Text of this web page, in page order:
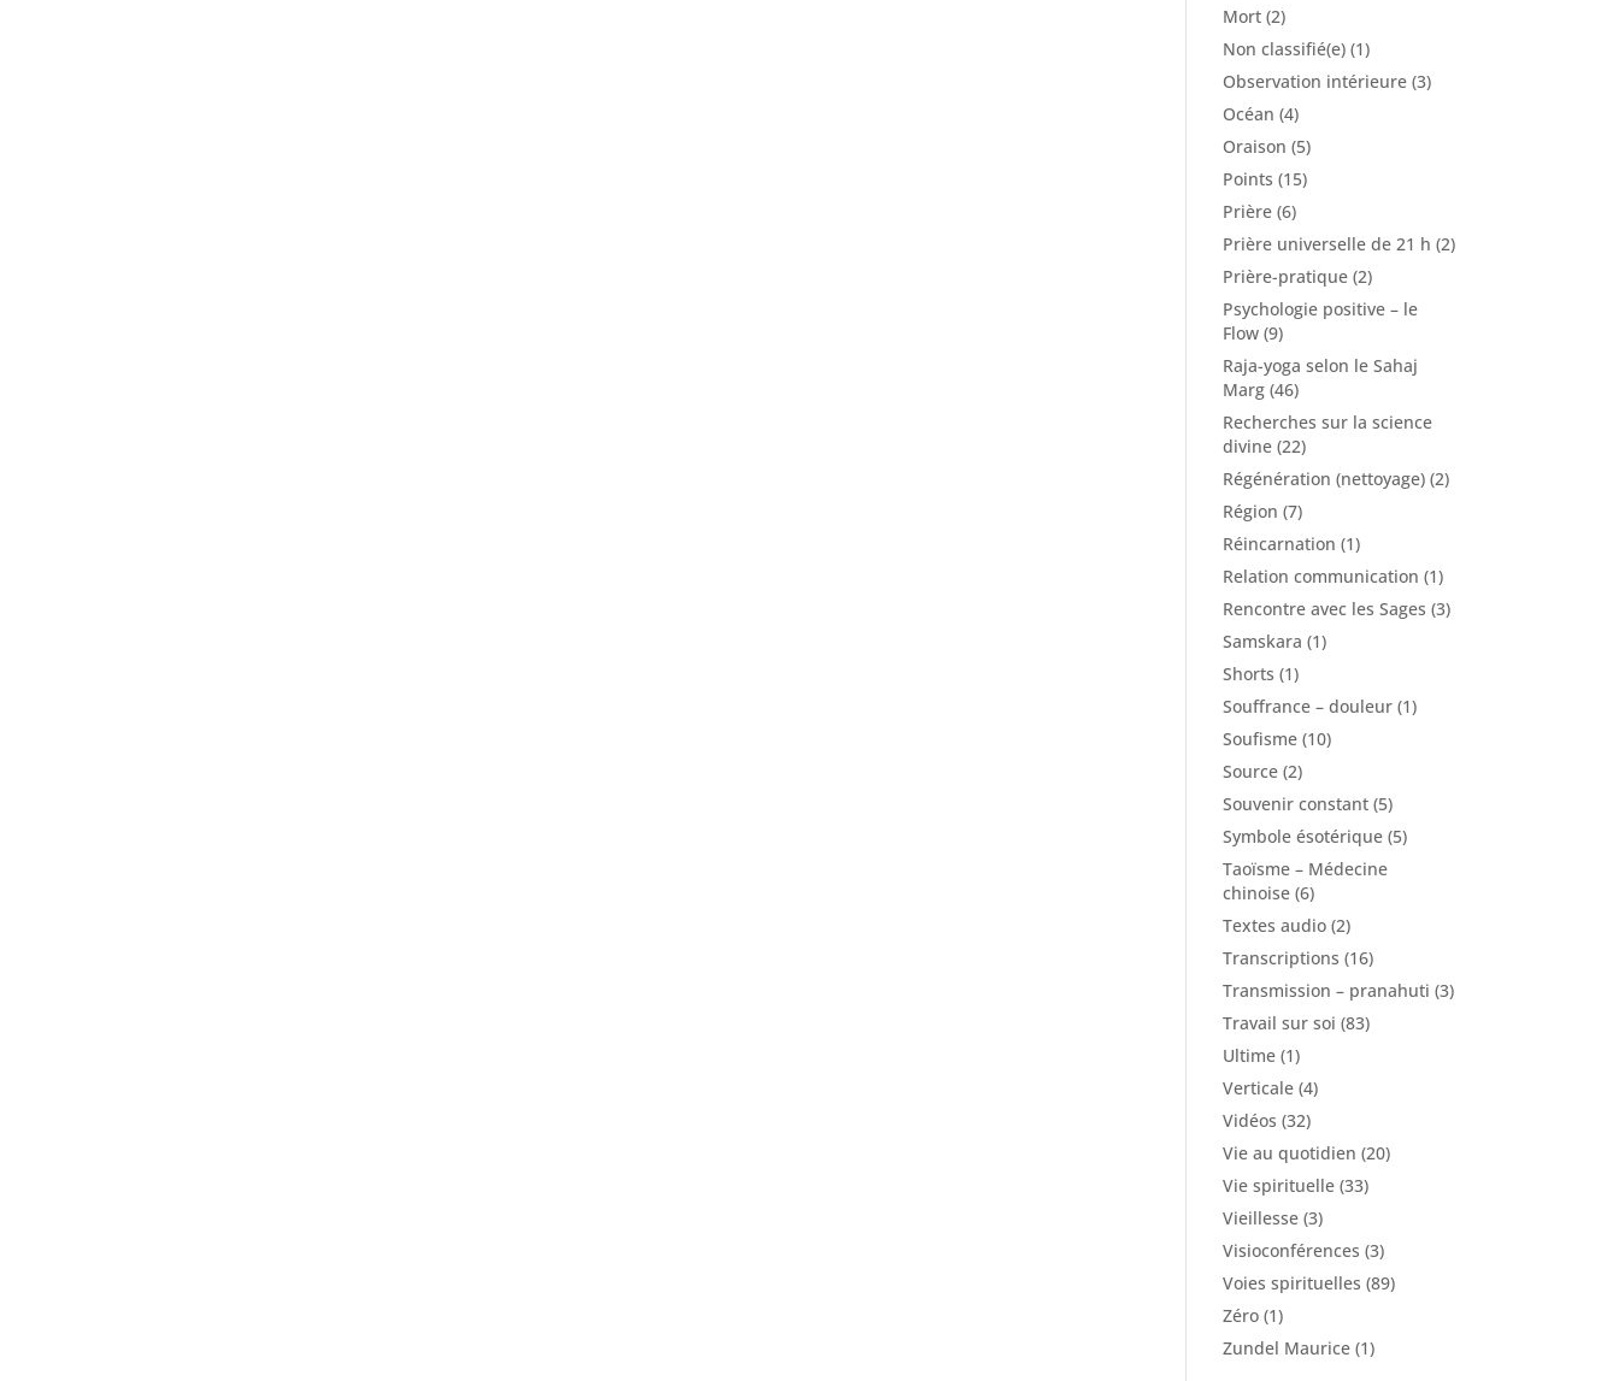
Mort (2)
Non classifié(e) (1)
Observation intérieure (3)
Océan (4)
Oraison (5)
Points (15)
Prière (6)
Prière universelle de 21 h (2)
Prière-pratique (2)
Psychologie positive – le
Flow (9)
Raja-yoga selon le Sahaj
Marg (46)
Recherches sur la science
divine (22)
Régénération (nettoyage) (2)
Région (7)
Réincarnation (1)
Relation communication (1)
Rencontre avec les Sages (3)
Samskara (1)
Shorts (1)
Souffrance – douleur (1)
Soufisme (10)
Source (2)
Souvenir constant (5)
Symbole ésotérique (5)
Taoïsme – Médecine
chinoise (6)
Textes audio (2)
Transcriptions (16)
Transmission – pranahuti (3)
Travail sur soi (83)
Ultime (1)
Verticale (4)
Vidéos (32)
Vie au quotidien (20)
Vie spirituelle (33)
Vieillesse (3)
Visioconférences (3)
Voies spirituelles (89)
Zéro (1)
Zundel Maurice (1)